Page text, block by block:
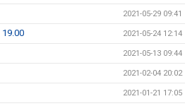
2021-05-29 09:41
2021-05-24 12:14
2021-05-13 09:44
2021-02-04 20:02
2021-01-21 17:05